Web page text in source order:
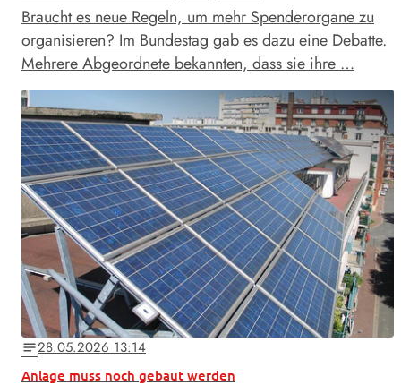
Braucht es neue Regeln, um mehr Spenderorgane zu
organisieren? Im Bundestag gab es dazu eine Debatte.
Mehrere Abgeordnete bekannten, dass sie ihre …
notes28.05.2026 13:14
Anlage muss noch gebaut werden